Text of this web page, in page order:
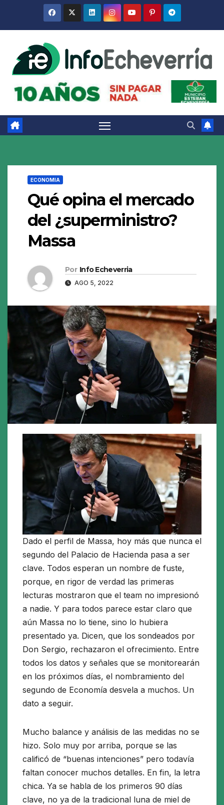
ECONOMIA
Qué opina el mercado
del ¿superministro?
Massa
Por Info Echeverria
AGO 5, 2022
Dado el perfil de Massa, hoy más que nunca el
segundo del Palacio de Hacienda pasa a ser
clave. Todos esperan un nombre de fuste,
porque, en rigor de verdad las primeras
lecturas mostraron que el team no impresionó
a nadie. Y para todos parece estar claro que
aún Massa no lo tiene, sino lo hubiera
presentado ya. Dicen, que los sondeados por
Don Sergio, rechazaron el ofrecimiento. Entre
todos los datos y señales que se monitorearán
en los próximos días, el nombramiento del
segundo de Economía desvela a muchos. Un
dato a seguir.
Mucho balance y análisis de las medidas no se
hizo. Solo muy por arriba, porque se las
calificó de “buenas intenciones” pero todavía
faltan conocer muchos detalles. En fin, la letra
chica. Ya se habla de los primeros 90 días
clave, no ya de la tradicional luna de miel de